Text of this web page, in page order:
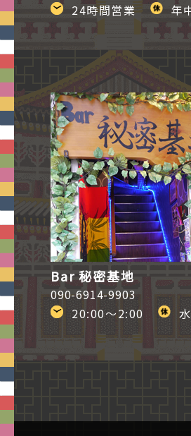
24時間営業
年
Bar 秘密基地
090-6914-9903
20:00～2:00
水